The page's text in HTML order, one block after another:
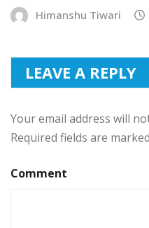
Himanshu Tiwari
LEAVE A REPLY
Your email address will
Required fields are marked
Comment